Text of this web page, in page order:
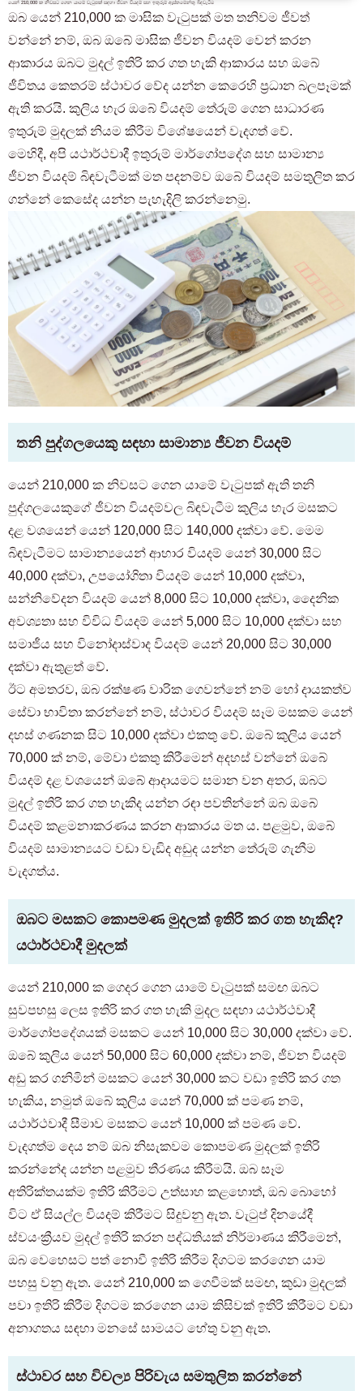
යෙන් 210,000 ක නිවසට ගෙන යාමේ වැටුපක් සඳහා ජීවන වියදම් සහ ඉතුරුම් ඇස්තමේන්තු බිඳවැටීම
ඔබ යෙන් 210,000 ක මාසික වැටුපක් මත තනිවම ජීවත්
වන්නේ නම්, ඔබ ඔබේ මාසික ජීවන වියදම් වෙන් කරන
ආකාරය ඔබට මුදල් ඉතිරි කර ගත හැකි ආකාරය සහ ඔබේ
ජීවිතය කෙතරම් ස්ථාවර වේද යන්න කෙරෙහි ප්‍රධාන බලපෑමක්
ඇති කරයි. කුලිය හැර ඔබේ වියදම් තේරුම් ගෙන සාධාරණ
ඉතුරුම් මුදලක් නියම කිරීම විශේෂයෙන් වැදගත් වේ.
මෙහිදී, අපි යථාර්ථවාදී ඉතුරුම් මාර්ගෝපදේශ සහ සාමාන්‍ය
ජීවන වියදම් බිඳවැටීමක් මත පදනම්ව ඔබේ වියදම් සමතුලිත කර
ගන්නේ කෙසේද යන්න පැහැදිලි කරන්නෙමු.
තනි පුද්ගලයෙකු සඳහා සාමාන්‍ය ජීවන වියදම්
යෙන් 210,000 ක නිවසට ගෙන යාමේ වැටුපක් ඇති තනි
පුද්ගලයෙකුගේ ජීවන වියදම්වල බිඳවැටීම කුලිය හැර මසකට
දළ වශයෙන් යෙන් 120,000 සිට 140,000 දක්වා වේ. මෙම
බිඳවැටීමට සාමාන්‍යයෙන් ආහාර වියදම් යෙන් 30,000 සිට
40,000 දක්වා, උපයෝගිතා වියදම් යෙන් 10,000 දක්වා,
සන්නිවේදන වියදම් යෙන් 8,000 සිට 10,000 දක්වා, දෛනික
අවශ්‍යතා සහ විවිධ වියදම් යෙන් 5,000 සිට 10,000 දක්වා සහ
සමාජීය සහ විනෝදාස්වාද වියදම් යෙන් 20,000 සිට 30,000
දක්වා ඇතුළත් වේ.
ඊට අමතරව, ඔබ රක්ෂණ වාරික ගෙවන්නේ නම් හෝ දායකත්ව
සේවා භාවිතා කරන්නේ නම්, ස්ථාවර වියදම් සෑම මසකම යෙන්
දහස් ගණනක සිට 10,000 දක්වා එකතු වේ. ඔබේ කුලිය යෙන්
70,000 ක් නම්, මේවා එකතු කිරීමෙන් අදහස් වන්නේ ඔබේ
වියදම් දළ වශයෙන් ඔබේ ආදායමට සමාන වන අතර, ඔබට
මුදල් ඉතිරි කර ගත හැකිද යන්න රඳා පවතින්නේ ඔබ ඔබේ
වියදම් කළමනාකරණය කරන ආකාරය මත ය. පළමුව, ඔබේ
වියදම් සාමාන්‍යයට වඩා වැඩිද අඩුද යන්න තේරුම් ගැනීම
වැදගත්ය.
ඔබට මසකට කොපමණ මුදලක් ඉතිරි කර ගත හැකිද?
යථාර්ථවාදී මුදලක්
යෙන් 210,000 ක ගෙදර ගෙන යාමේ වැටුපක් සමඟ ඔබට
සුවපහසු ලෙස ඉතිරි කර ගත හැකි මුදල සඳහා යථාර්ථවාදී
මාර්ගෝපදේශයක් මසකට යෙන් 10,000 සිට 30,000 දක්වා වේ.
ඔබේ කුලිය යෙන් 50,000 සිට 60,000 දක්වා නම්, ජීවන වියදම්
අඩු කර ගනිමින් මසකට යෙන් 30,000 කට වඩා ඉතිරි කර ගත
හැකිය, නමුත් ඔබේ කුලිය යෙන් 70,000 ක් පමණ නම්,
යථාර්ථවාදී සීමාව මසකට යෙන් 10,000 ක් පමණ වේ.
වැදගත්ම දෙය නම් ඔබ නිසැකවම කොපමණ මුදලක් ඉතිරි
කරන්නේද යන්න පළමුව තීරණය කිරීමයි. ඔබ සෑම
අතිරික්තයක්ම ඉතිරි කිරීමට උත්සාහ කළහොත්, ඔබ බොහෝ
විට ඒ සියල්ල වියදම් කිරීමට සිදුවනු ඇත. වැටුප් දිනයේදී
ස්වයංක්‍රීයව මුදල් ඉතිරි කරන පද්ධතියක් නිර්මාණය කිරීමෙන්,
ඔබ වෙහෙසට පත් නොවී ඉතිරි කිරීම දිගටම කරගෙන යාම
පහසු වනු ඇත. යෙන් 210,000 ක ගෙවීමක් සමඟ, කුඩා මුදලක්
පවා ඉතිරි කිරීම දිගටම කරගෙන යාම කිසිවක් ඉතිරි කිරීමට වඩා
අනාගතය සඳහා මනසේ සාමයට හේතු වනු ඇත.
ස්ථාවර සහ විචල්‍ය පිරිවැය සමතුලිත කරන්නේ
වැඳී සිටින සහ පැමිණෙන පදිංචිකරුවන් සඳහා පමණි
03-6712-4344